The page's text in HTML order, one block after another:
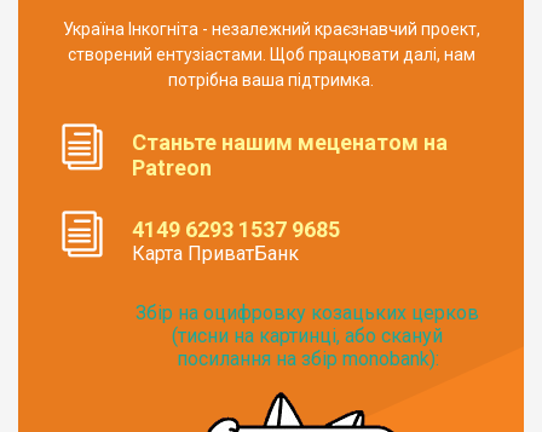
Україна Інкогніта - незалежний краєзнавчий проект,
створений ентузіастами. Щоб працювати далі, нам
потрібна ваша підтримка.
Станьте нашим меценатом на
Patreon
4149 6293 1537 9685
Карта ПриватБанк
Збір на оцифровку козацьких церков
(тисни на картинці, або скануй
посилання на збір monobank):